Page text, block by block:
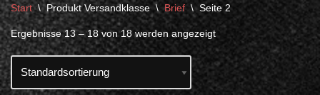
Start \ Produkt Versandklasse \ Brief \ Seite 2
Ergebnisse 13 – 18 von 18 werden angezeigt